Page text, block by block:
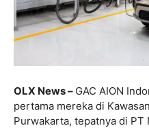
OLX News – GAC AION
pertama mereka di
Purwakarta, tepatnya di